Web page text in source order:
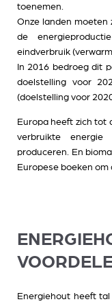
toenemen.
Onze landen moeten
de
eindverbruik
In 2016 bedroeg dit
doelstelling voor
(doelstelling voor
Europa heeft zich tot
verbruikte energie
produceren. En
Europese boeken
Energiehout heeft